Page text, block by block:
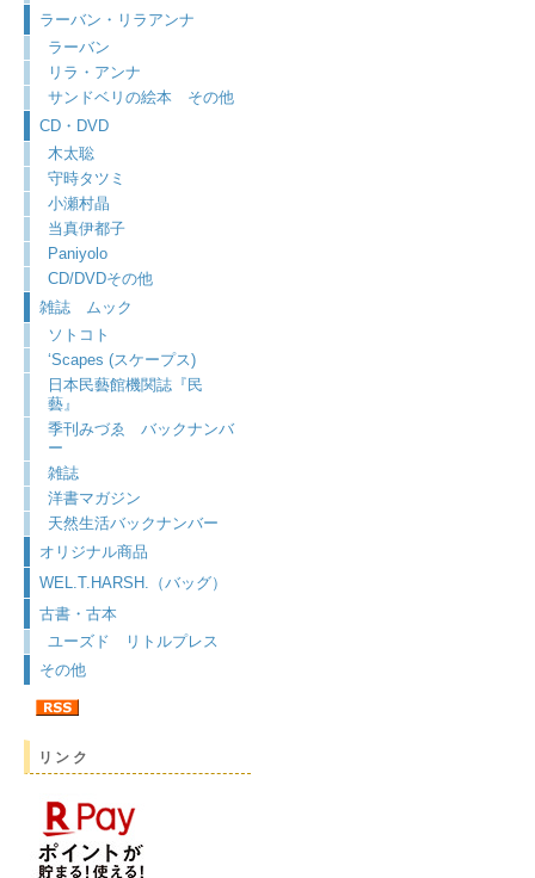
ラーバン・リラアンナ
ラーバン
リラ・アンナ
サンドベリの絵本 その他
CD・DVD
木太聡
守時タツミ
小瀬村晶
当真伊都子
Paniyolo
CD/DVDその他
雑誌 ムック
ソトコト
‘Scapes (スケープス)
日本民藝館機関誌『民
藝』
季刊みづゑ バックナンバ
ー
雑誌
洋書マガジン
天然生活バックナンバー
オリジナル商品
WEL.T.HARSH.（バッグ）
古書・古本
ユーズド リトルプレス
その他
リンク